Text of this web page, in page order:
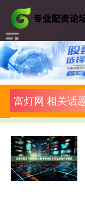
富灯网 相关话